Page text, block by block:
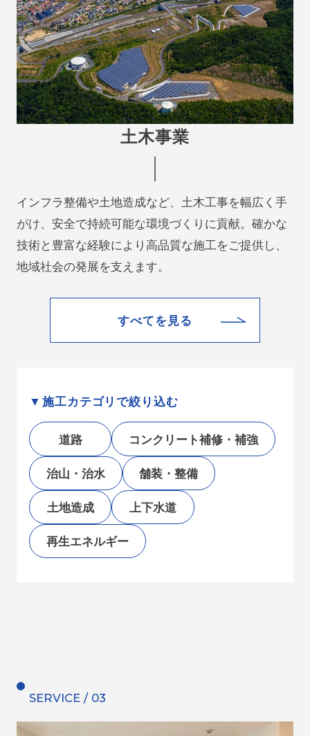
土木事業
インフラ整備や土地造成など、土木工事を幅広く手
がけ、安全で持続可能な環境づくりに貢献。確かな
技術と豊富な経験により高品質な施工をご提供し、
地域社会の発展を支えます。
すべてを見る
施工カテゴリで絞り込む
道路 コンクリート補修・補強
治山・治水 舗装・整備
土地造成 上下水道
再生エネルギー
SERVICE / 03